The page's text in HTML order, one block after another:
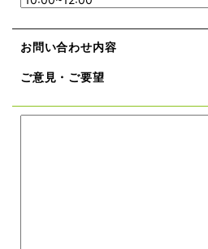
お問い合わせ内容
ご意見・ご要望